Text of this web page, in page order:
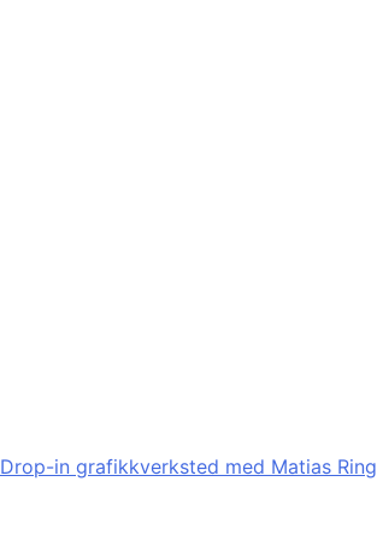
Drop-in grafikkverksted med Matias Ring